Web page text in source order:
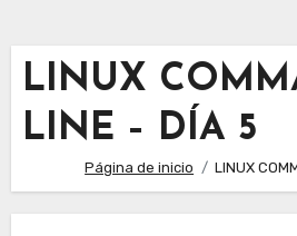
LINUX
LINE – DÍA 5
Página de inicio LINUX